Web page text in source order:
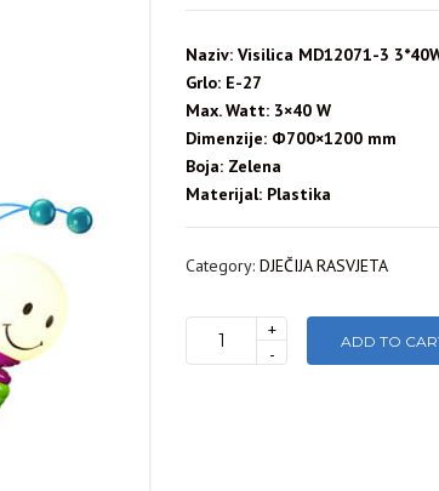
Naziv: Visilica MD12071-3
Grlo: E-27
Max. Watt: 3×40 W
Dimenzije: Ф700×1200 mm
Boja: Zelena
Materijal: Plastika
Category: DJEČIJA RASVJETA
VISILICA
+
-
ADD TO